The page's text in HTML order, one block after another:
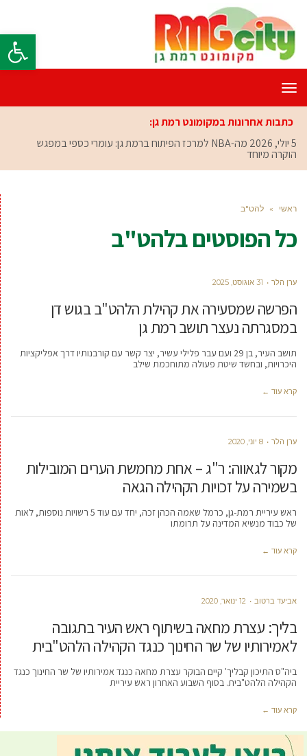
פתח
תפריט
כתבות אחרונות במקומונט רמת גן:
5 יולי, 2026
מה-NBA למרכז הפיתוח ברמת גן: עומרי כספי במפגש
הוקרה מיוחד
ראשי » להט"ב
כל הפוסטים בלהט"ב
ערן הלר 31 אוגוסט, 2025
הפרשה שמסעירה את קהילת הלהט"ב בגוש דן
במסגרתה נעצר תושב רמת גן
תושב העיר, בן 29 ועם עבר פלילי עשיר, יצר קשר עם קורבנותיו דרך אפליקציות
היכרויות, ובחשד שיטת פעולה מתוחכמת שילב
קרא עוד ←
ערן הלר 8 יוני, 2020
מקור לגאווה: ר"ג – אחת מחמשת הערים המובילות
בשמירה על זכויות הקהילה הגאה
ראש עיריית רמת-גן, כרמל שאמה הכהן זכה, יחד עם עוד 5 רשויות נוספות, לאות
של כבוד מנשיא המדינה על תרומתו
קרא עוד ←
אביעד ברטוב 12 ינואר, 2020
בליך: עצרת מחאה בשיתוף ראש העיר בתגובה
לאמירותיו של שר החינוך כנגד הקהילה הלהט"בית
ביה"ס התיכון קבליך' קיים הבוקר עצרת מחאה כנגד אמירותיו של שר החינוך כנגד
הקהילה הלהט"בית. בסוף השבוע האחרון ראש עיריית
קרא עוד ←